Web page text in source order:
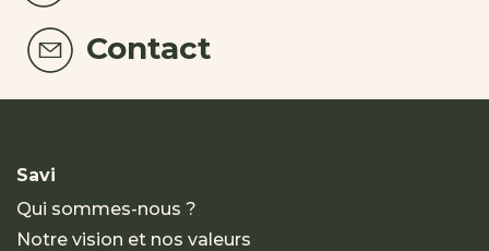
Contact
Savi
Qui sommes-nous ?
Notre vision et nos valeurs